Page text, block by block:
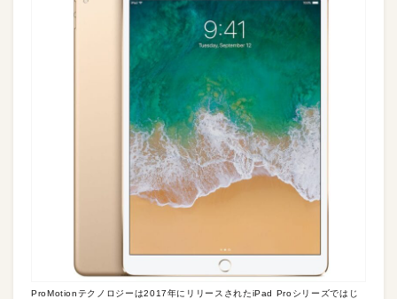
ProMotionテクノロジーは2017年にリリースされたiPad Proシリーズではじ